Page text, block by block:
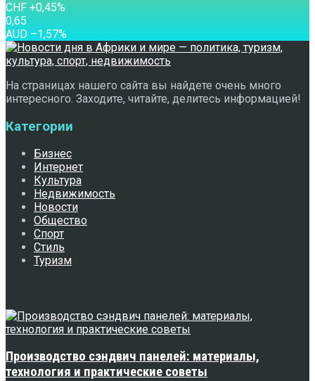
CHF +0,45%
0,65
AUD –1,57%
На страницах нашего сайта вы найдете очень много
интересного. Заходите, читайте, делитесь информацией!
Категории
Бизнес
Интернет
Культура
Недвижимость
Новости
Общество
Спорт
Стиль
Туризм
Производство сэндвич панелей: материалы,
технология и практические советы